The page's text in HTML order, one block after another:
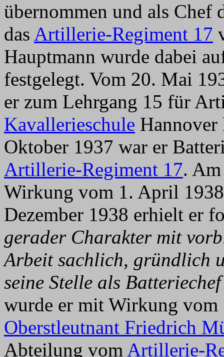
übernommen und als Chef
das Artillerie-Regiment 17
Hauptmann wurde dabei
festgelegt. Vom 20. Mai
er zum Lehrgang 15 für
Kavallerieschule Hannover
Oktober 1937 war er
Artillerie-Regiment 17.
Wirkung vom 1. April
Dezember 1938 erhielt er
gerader Charakter mit
Arbeit sachlich, gründlich
seine Stelle als
wurde er mit Wirkung
Oberstleutnant Friedrich
Abteilung vom Artillerie-